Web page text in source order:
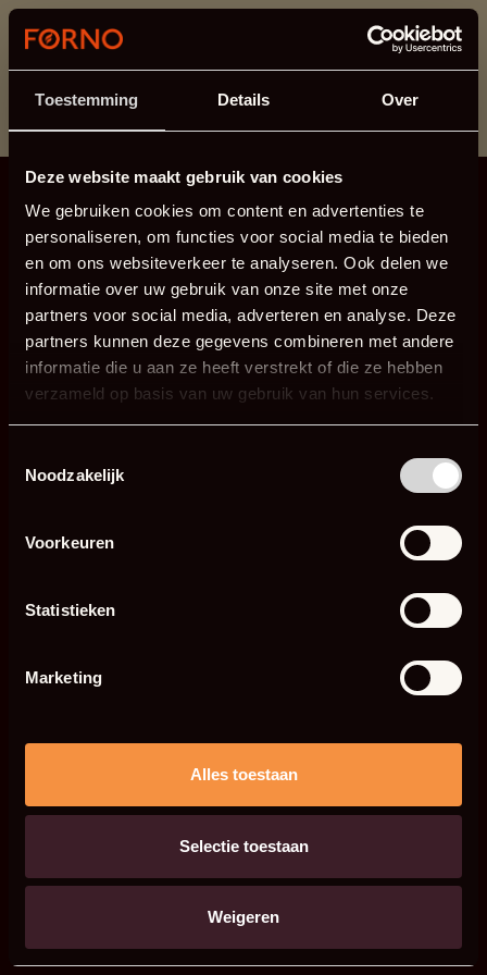
Toestemming Details Over
Deze website maakt gebruik van cookies
We gebruiken cookies om content en advertenties te
personaliseren, om functies voor social media te bieden
en om ons websiteverkeer te analyseren. Ook delen we
informatie over uw gebruik van onze site met onze
partners voor social media, adverteren en analyse. Deze
partners kunnen deze gegevens combineren met andere
informatie die u aan ze heeft verstrekt of die ze hebben
verzameld op basis van uw gebruik van hun services.
Noodzakelijk
Voorkeuren
Statistieken
Marketing
Alles toestaan
Selectie toestaan
Weigeren
Dieser Abschnitt wird derzeit gewartet.
Wenn Sie Informationen vermissen, können Sie uns
unter +31 413 395 294 anrufen oder uns unter